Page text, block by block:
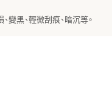
黑、輕微刮痕、暗沉等。